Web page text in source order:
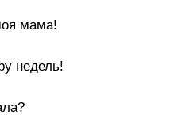
мама!
недель!